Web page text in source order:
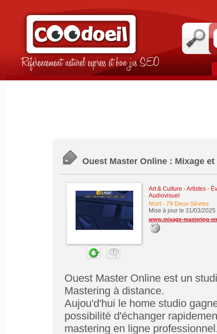
Référencement naturel express et bon jus SEO
Ouest Master Online : Mixage
Art & Culture - Artistes -
Audiovisuel
Niort- 79 Deux-Sèvres
Mise à jour le 31/03/2025
www.mixage-mastering-
Ouest Master Online est un
Mastering à distance.
Aujou'd'hui le home studio
possibilité d'échanger
mastering en ligne